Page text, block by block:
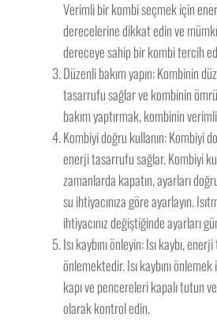
Verimli bir kombi seçmek için
derecelerine dikkat edin ve
dereceye sahip bir kombi tercih
Düzenli bakım yapın: Kombinin
tasarrufu sağlar ve kombinin
bakım yaptırmak, kombinin
Kombiyi doğru kullanın: Kombiyi
enerji tasarrufu sağlar. Kombiyi
zamanlarda kapatın, ayarları
su ihtiyacınıza göre ayarlayın.
ihtiyacınız değiştiğinde ayarları
Isı kaybını önleyin: Isı kaybı,
önlemektedir. Isı kaybını
kapı ve pencereleri kapalı tutun
olarak kontrol edin.